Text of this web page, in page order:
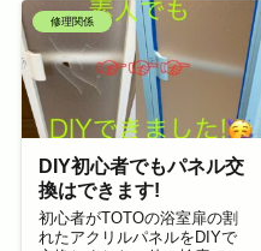
修理関係
DIY初心者でもパネル交
換はできます!
初心者がTOTOの浴室扉の割
れたアクリルパネルをDIYで